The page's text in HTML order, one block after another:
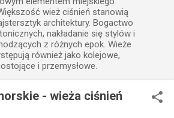
wież ciśnień stanowią
architektury. Bogactwo
nakładanie się stylów i
z różnych epok. Wieże
również jako kolejowe,
i przemysłowe.
- wieża ciśnień